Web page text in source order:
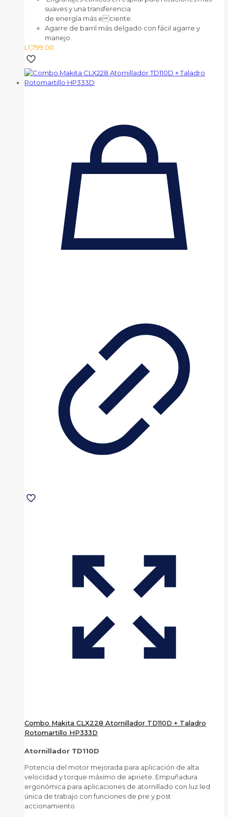
suaves y una transferencia
de energía más eciente.
Agarre de barril más delgado con fácil agarre y
manejo.
L1,799.00
Combo Makita CLX228 Atornillador TD110D + Taladro
Rotomartillo HP333D
Atornillador TD110D
Potencia del motor mejorada para aplicación de alta
velocidad y torque máximo de apriete. Empuñadura
ergonómica para aplicaciones de atornillado con luz led
única de trabajo con funciones de pre y post
accionamiento.